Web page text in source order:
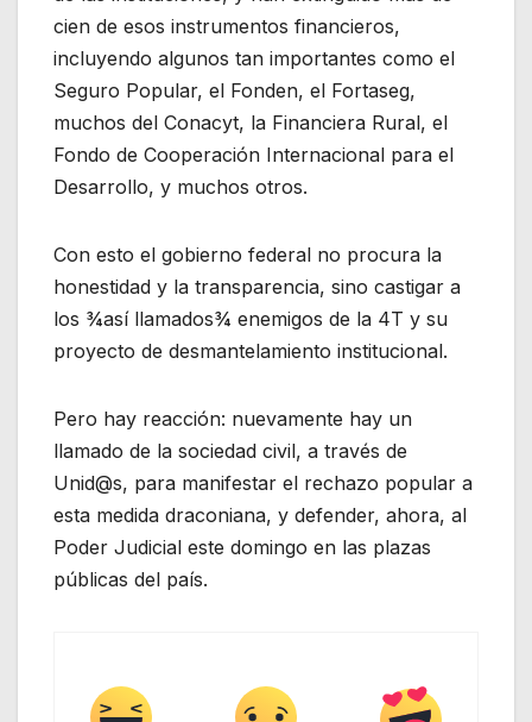
cien de esos instrumentos financieros,
incluyendo algunos tan importantes como el
Seguro Popular, el Fonden, el Fortaseg,
muchos del Conacyt, la Financiera Rural, el
Fondo de Cooperación Internacional para el
Desarrollo, y muchos otros.
Con esto el gobierno federal no procura la
honestidad y la transparencia, sino castigar a
los ¾así llamados¾ enemigos de la 4T y su
proyecto de desmantelamiento institucional.
Pero hay reacción: nuevamente hay un
llamado de la sociedad civil, a través de
Unid@s, para manifestar el rechazo popular a
esta medida draconiana, y defender, ahora, al
Poder Judicial este domingo en las plazas
públicas del país.